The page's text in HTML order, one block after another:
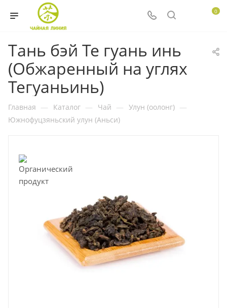
0
Тань бэй Те гуань инь
(Обжаренный на углях
Тегуаньинь)
Главная — Каталог — Чай — Улун (оолонг) —
Южнофуцзяньский улун (Аньси)